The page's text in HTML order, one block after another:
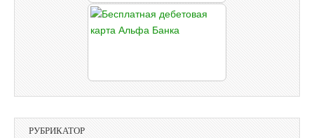
РУБРИКАТОР